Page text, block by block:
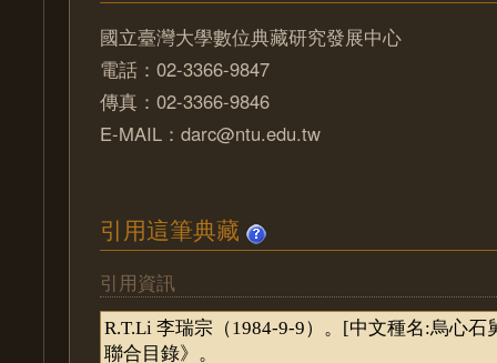
國立臺灣大學數位典藏研究發展中心
電話：02-3366-9847
傳真：02-3366-9846
E-MAIL：darc@ntu.edu.tw
引用這筆典藏
引用資訊